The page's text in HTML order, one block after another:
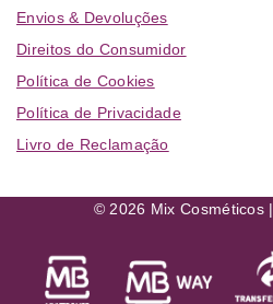
Envios & Devoluções
Direitos do Consumidor
Política de Cookies
Política de Privacidade
Livro de Reclamação
© 2026 Mix Cosméticos |